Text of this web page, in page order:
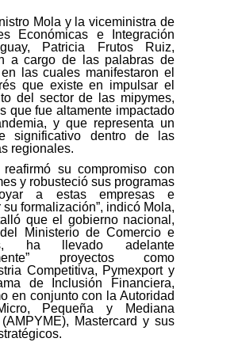
Mola y la viceministra de
Económicas e Integración
Patricia Frutos Ruiz,
a cargo de las palabras de
las cuales manifestaron el
que existe en impulsar el
del sector de las mipymes,
que fue altamente impactado
y que representa un
significativo dentro de las
regionales.
reafirmó su compromiso con
y robusteció sus programas
a estas empresas e
su formalización”, indicó Mola,
que el gobierno nacional,
Ministerio de Comercio e
ha llevado adelante
proyectos como
Competitiva, Pymexport y
de Inclusión Financiera,
en conjunto con la Autoridad
Pequeña y Mediana
Mastercard y sus